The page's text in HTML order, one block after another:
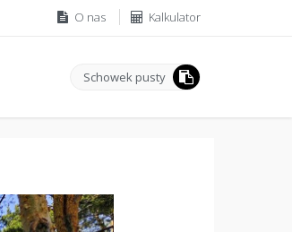
O nas Kalkulator
Schowek pusty